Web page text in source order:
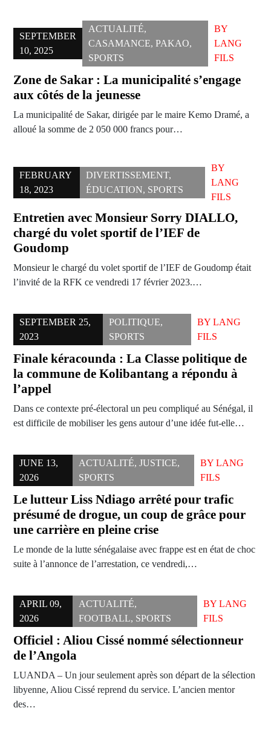
SEPTEMBER
10, 2025
ACTUALITÉ,
CASAMANCE, PAKAO,
SPORTS
BY
LANG
FILS
Zone de Sakar : La municipalité s’engage
aux côtés de la jeunesse
La municipalité de Sakar, dirigée par le maire Kemo Dramé, a
alloué la somme de 2 050 000 francs pour…
FEBRUARY
18, 2023
DIVERTISSEMENT,
ÉDUCATION, SPORTS
BY
LANG
FILS
Entretien avec Monsieur Sorry DIALLO,
chargé du volet sportif de l’IEF de
Goudomp
Monsieur le chargé du volet sportif de l’IEF de Goudomp était
l’invité de la RFK ce vendredi 17 février 2023.…
SEPTEMBER 25,
2023
POLITIQUE,
SPORTS
BY LANG
FILS
Finale kéracounda : La Classe politique de
la commune de Kolibantang a répondu à
l’appel
Dans ce contexte pré-électoral un peu compliqué au Sénégal, il
est difficile de mobiliser les gens autour d’une idée fut-elle…
JUNE 13,
2026
ACTUALITÉ,JUSTICE,
SPORTS
BY LANG
FILS
Le lutteur Liss Ndiago arrêté pour trafic
présumé de drogue, un coup de grâce pour
une carrière en pleine crise
Le monde de la lutte sénégalaise avec frappe est en état de choc
suite à l’annonce de l’arrestation, ce vendredi,…
APRIL 09,
2026
ACTUALITÉ,
FOOTBALL, SPORTS
BY LANG
FILS
Officiel : Aliou Cissé nommé sélectionneur
de l’Angola
LUANDA – Un jour seulement après son départ de la sélection
libyenne, Aliou Cissé reprend du service. L’ancien mentor
des…